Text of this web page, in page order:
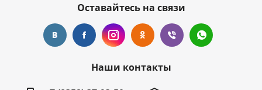
Оставайтесь на связи
Наши контакты